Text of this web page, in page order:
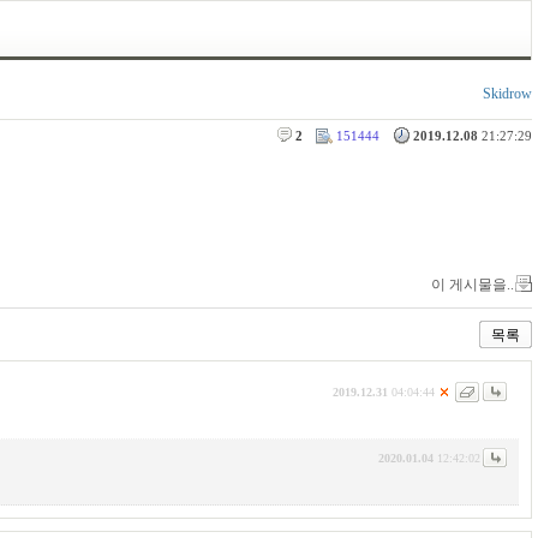
Skidrow
2019.12.08 21:27:29
151444
2
이 게시물을..
목록
2019.12.31 04:04:44
2020.01.04 12:42:02